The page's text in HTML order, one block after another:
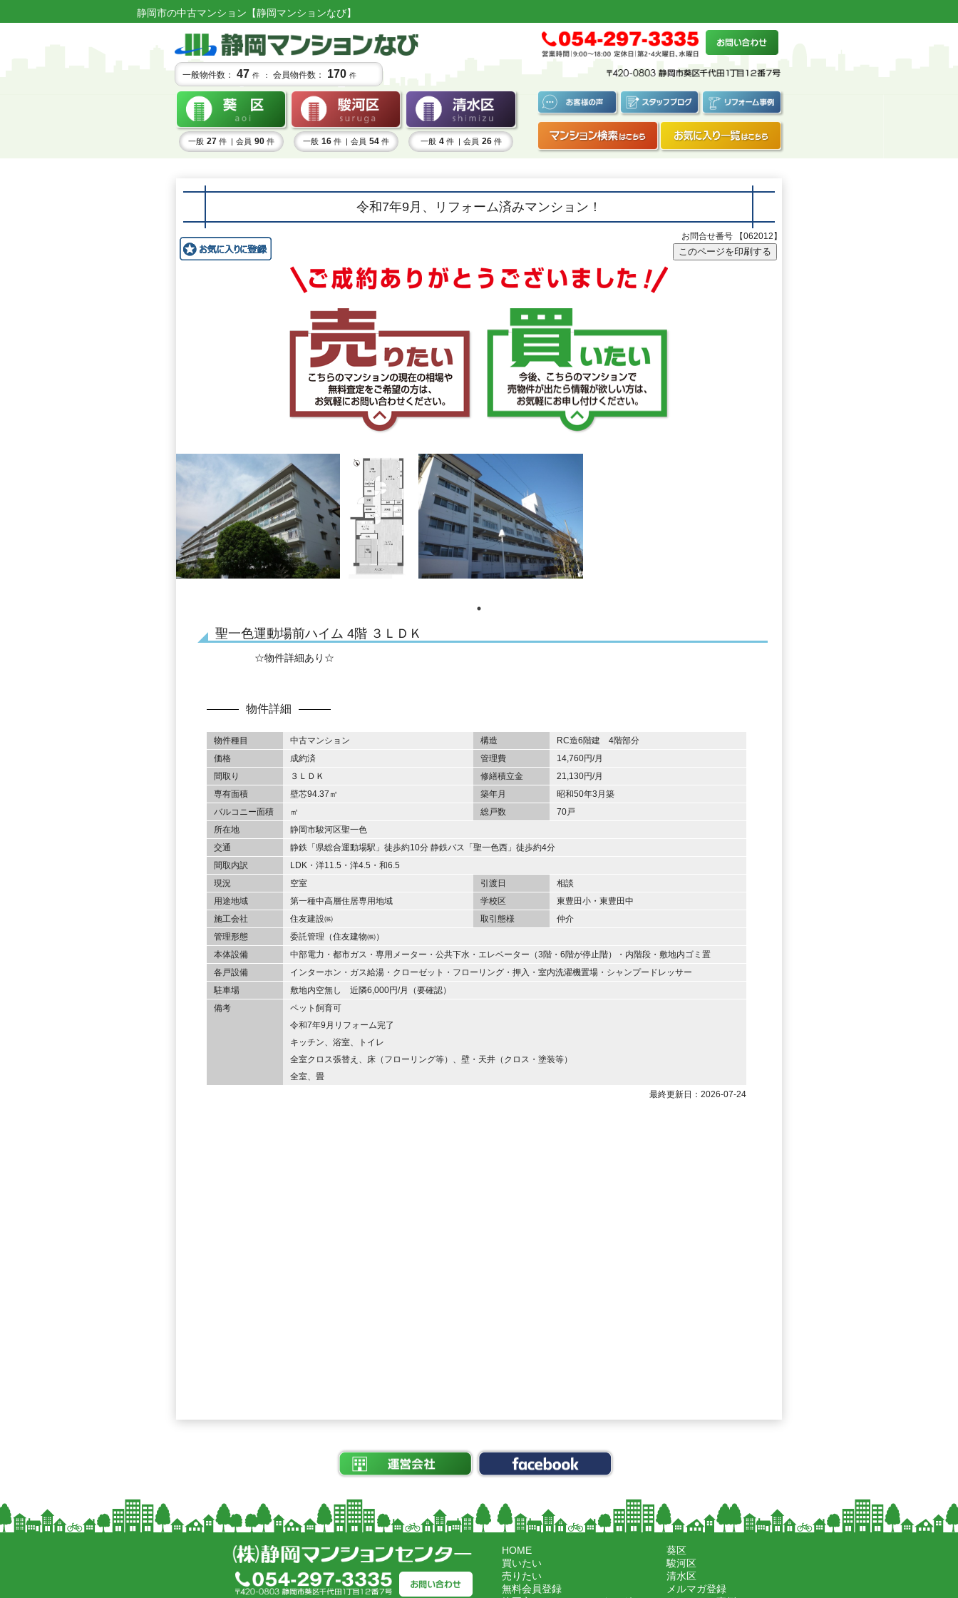
静岡市の中古マンション【静岡マンションなび】
一般物件数： 47 件 ： 会員物件数： 170 件
一般 27 件 | 会員 90 件 一般 16 件 | 会員 54 件 一般 4 件 | 会員 26 件
令和7年9月、リフォーム済みマンション！
お問合せ番号 【062012】
聖一色運動場前ハイム 4階 ３ＬＤＫ
☆物件詳細あり☆
物件詳細
物件種目 中古マンション 構造
RC造6階建 4階部分
価格
成約済 管理費
14,760円/月
間取り
３ＬＤＫ 修繕積立金
21,130円/月
専有面積
壁芯94.37㎡ 築年月
昭和50年3月築
バルコニー面積
㎡ 総戸数
70戸
所在地
静岡市駿河区聖一色
交通
静鉄「県総合運動場駅」徒歩約10分 静鉄バス「聖一色西」徒歩約4分
間取内訳
LDK・洋11.5・洋4.5・和6.5
現況
空室 引渡日
相談
用途地域
第一種中高層住居専用地域 学校区
東豊田小・東豊田中
施工会社
住友建設㈱ 取引態様
仲介
管理形態
委託管理（住友建物㈱）
本体設備
中部電力・都市ガス・専用メーター・公共下水・エレベーター（3階・6階が停止階）・内階段・敷地内ゴミ置
各戸設備
インターホン・ガス給湯・クローゼット・フローリング・押入・室内洗濯機置場・シャンプードレッサー
駐車場
敷地内空無し 近隣6,000円/月（要確認）
備考
ペット飼育可
令和7年9月リフォーム完了
キッチン、浴室、トイレ
全室クロス張替え、床（フローリング等）、壁・天井（クロス・塗装等）
全室、畳
最終更新日：2026-07-24
HOME
買いたい
売りたい
無料会員登録
葵区
駿河区
清水区
メルマガ登録